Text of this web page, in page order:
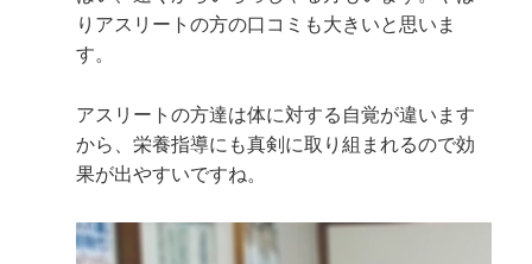
りアスリートの方の口コミも大きいと思いま
す。
アスリートの方達は体に対する自覚が違います
から、栄養指導にも真剣に取り組まれるので効
果が出やすいですね。